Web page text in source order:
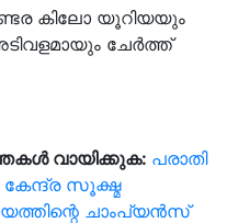
കിലോ യൂറിയയും
ചേർത്ത്
വായിക്കുക: പരാതി
സൂക്ഷ്മ
ചാംപ്യന്‍സ്